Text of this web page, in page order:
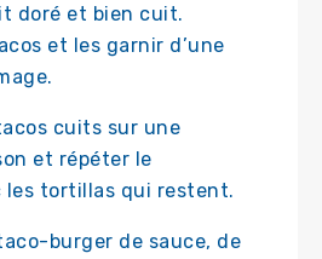
doré et bien cuit.
et les garnir d’une
cuits sur une
et répéter le
les tortillas qui restent.
burger de sauce, de